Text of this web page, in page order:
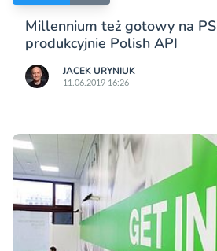
Millennium też gotowy na
produkcyjnie Polish API
JACEK URYNIUK
11.06.2019 16:26